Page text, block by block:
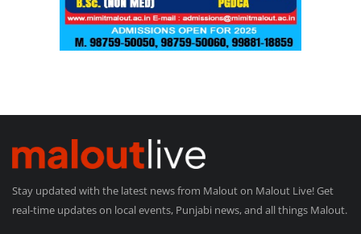
Stay updated with the latest news from Malout on Malout Live! Get
real-time updates on local events, Punjabi news, and all things Malout.